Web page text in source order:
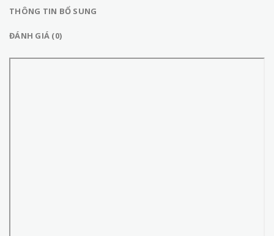
THÔNG TIN BỔ SUNG
ĐÁNH GIÁ (0)